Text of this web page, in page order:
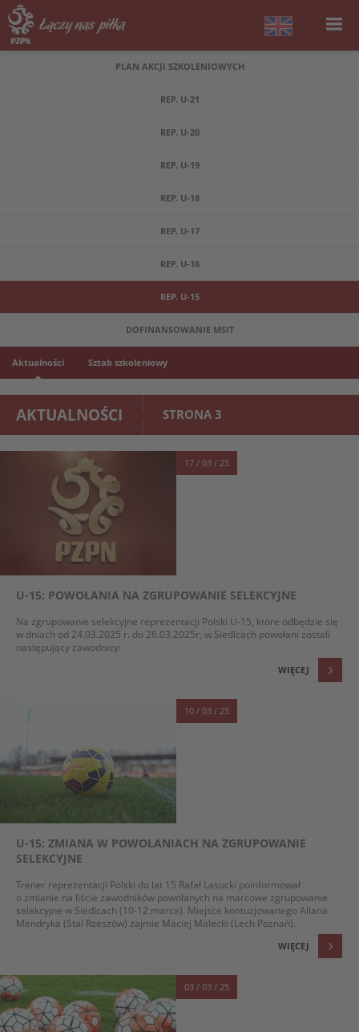
PLAN AKCJI SZKOLENIOWYCH
REP. U-21
REP. U-20
REP. U-19
REP. U-18
REP. U-17
REP. U-16
REP. U-15
DOFINANSOWANIE MSIT
Aktualności Sztab szkoleniowy
AKTUALNOŚCI STRONA 3
17 / 03 / 25
U-15: POWOŁANIA NA ZGRUPOWANIE SELEKCYJNE
Na zgrupowanie selekcyjne reprezentacji Polski U-15, które odbędzie się
w dniach od 24.03.2025 r. do 26.03.2025r, w Siedlcach powołani zostali
następujący zawodnicy:
WIĘCEJ
10 / 03 / 25
U-15: ZMIANA W POWOŁANIACH NA ZGRUPOWANIE
SELEKCYJNE
Trener reprezentacji Polski do lat 15 Rafał Lasocki poinformował
o zmianie na liście zawodników powołanych na marcowe zgrupowanie
selekcyjne w Siedlcach (10-12 marca). Miejsce kontuzjowanego Allana
Mendryka (Stal Rzeszów) zajmie Maciej Malecki (Lech Poznań).
WIĘCEJ
03 / 03 / 25